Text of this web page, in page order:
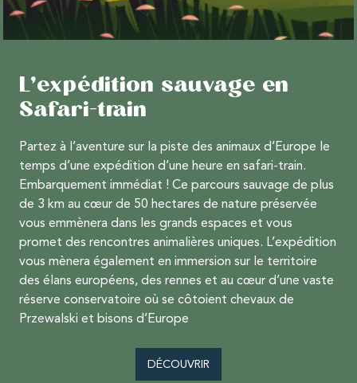
L’expédition sauvage en
Safari-train
Partez à l’aventure sur la piste des animaux d’Europe le
temps d’une expédition d’une heure en safari-train.
Embarquement immédiat ! Ce parcours sauvage de plus
de 3 km au cœur de 50 hectares de nature préservée
vous emmènera dans les grands espaces et vous
promet des rencontres animalières uniques. L’expédition
vous mènera également en immersion sur le territoire
des élans européens, des rennes et au cœur d’une vaste
réserve conservatoire où se côtoient chevaux de
Przewalski et bisons d’Europe
DÉCOUVRIR